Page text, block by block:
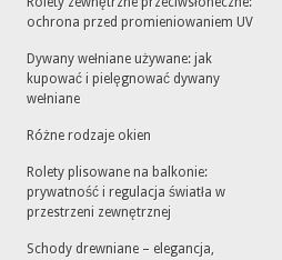
ochrona przed promieniowaniem UV
Dywany wełniane używane: jak
kupować i pielęgnować dywany
wełniane
Różne rodzaje okien
Rolety plisowane na balkonie:
prywatność i regulacja światła w
przestrzeni zewnętrznej
Schody drewniane – elegancja,